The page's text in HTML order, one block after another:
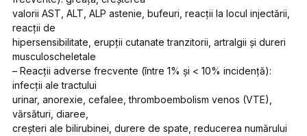
valorii AST, ALT, ALP astenie, bufeuri, reacţii la locul injectării,
reacţii de
hipersensibilitate, erupţii cutanate tranzitorii, artralgii şi dureri
musculoscheletale
– Reacţii adverse frecvente (între 1% şi < 10% incidenţă):
infecţii ale tractului
urinar, anorexie, cefalee, thromboembolism venos (VTE),
vărsături, diaree,
creşteri ale bilirubinei, durere de spate, reducerea numărului